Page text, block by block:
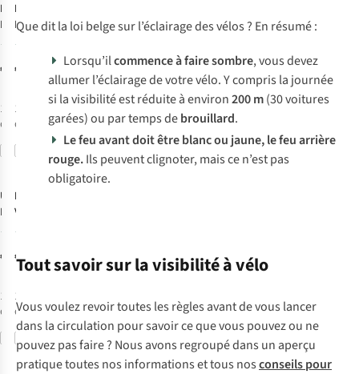
Lezyne
Éclairage Vélo
Macro Drive
1400+ Front
€99,95
1
couleur
disponible
Lezyne
Éclairage Vélo
Micro Drive Pro
1000+ Front
€79,95
1
couleur
disponible
UrbanProof
Éclairage Vélo
Recharg. Ultra
Light Rear
€29,99
1
couleur
disponible
Lezyne
Vélo Hecto Drive
500Xl / Ktv
€64,95
1
disponible
Comparer
Que dit la loi belge sur l’éclairage des vélos ? En résumé :
Lorsqu’ilcommence à faire sombre, vous devez
allumer l’éclairage de votre vélo. Y compris la journée
si la visibilité est réduite à environ200 m(30 voitures
garées) ou par temps debrouillard.
Le feu avant doit être blanc ou jaune, le feu arrière
rouge.Ils peuvent clignoter, mais ce n’est pas
obligatoire.
Tout savoir sur la visibilité à vélo
Vous voulez revoir toutes les règles avant de vous lancer
dans la circulation pour savoir ce que vous pouvez ou ne
pouvez pas faire ? Nous avons regroupé dans un aperçu
pratique toutes nos informations et tous nosconseils pour